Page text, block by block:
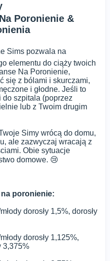
Poronienie &
Sims pozwala na
elementu do ciąży twoich
Na Poronienie,
się z bólami i skurczami,
i głodne. Jeśli to
do szpitala (poprzez
lub z Twoim drugim
Simy wrócą do domu,
ale zazwyczaj wracają z
Obie sytuacje
domowe. 😢
poronienie:
dorosły 1,5%, dorosły
dorosły 1,125%,
3,375%